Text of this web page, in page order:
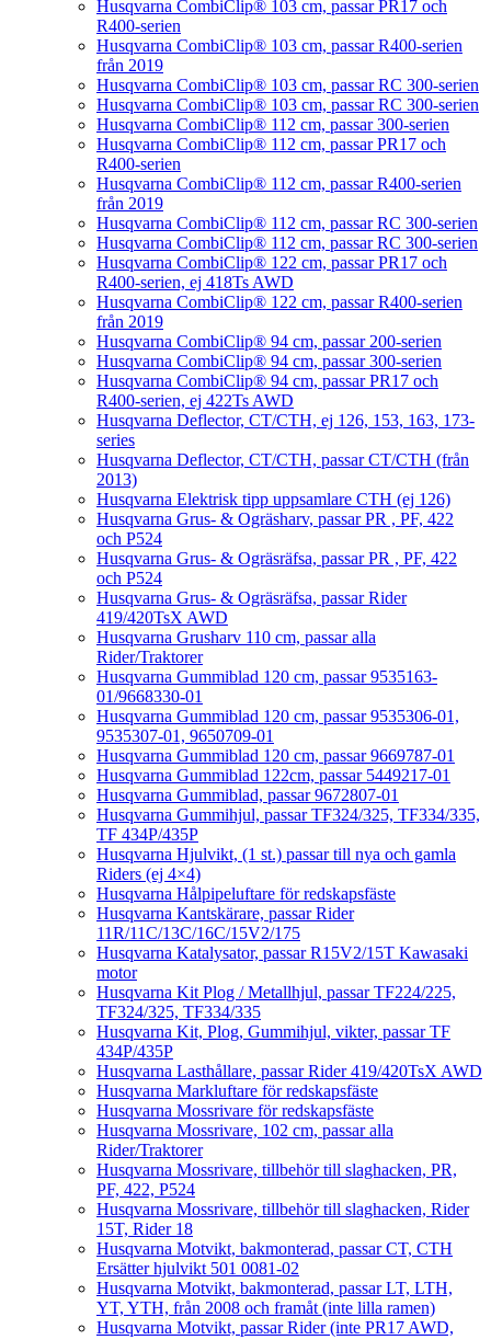
Husqvarna CombiClip® 103 cm, passar PR17 och
R400-serien
Husqvarna CombiClip® 103 cm, passar R400-serien
från 2019
Husqvarna CombiClip® 103 cm, passar RC 300-serien
Husqvarna CombiClip® 103 cm, passar RC 300-serien
Husqvarna CombiClip® 112 cm, passar 300-serien
Husqvarna CombiClip® 112 cm, passar PR17 och
R400-serien
Husqvarna CombiClip® 112 cm, passar R400-serien
från 2019
Husqvarna CombiClip® 112 cm, passar RC 300-serien
Husqvarna CombiClip® 112 cm, passar RC 300-serien
Husqvarna CombiClip® 122 cm, passar PR17 och
R400-serien, ej 418Ts AWD
Husqvarna CombiClip® 122 cm, passar R400-serien
från 2019
Husqvarna CombiClip® 94 cm, passar 200-serien
Husqvarna CombiClip® 94 cm, passar 300-serien
Husqvarna CombiClip® 94 cm, passar PR17 och
R400-serien, ej 422Ts AWD
Husqvarna Deflector, CT/CTH, ej 126, 153, 163, 173-
series
Husqvarna Deflector, CT/CTH, passar CT/CTH (från
2013)
Husqvarna Elektrisk tipp uppsamlare CTH (ej 126)
Husqvarna Grus- & Ogräsharv, passar PR , PF, 422
och P524
Husqvarna Grus- & Ogräsräfsa, passar PR , PF, 422
och P524
Husqvarna Grus- & Ogräsräfsa, passar Rider
419/420TsX AWD
Husqvarna Grusharv 110 cm, passar alla
Rider/Traktorer
Husqvarna Gummiblad 120 cm, passar 9535163-
01/9668330-01
Husqvarna Gummiblad 120 cm, passar 9535306-01,
9535307-01, 9650709-01
Husqvarna Gummiblad 120 cm, passar 9669787-01
Husqvarna Gummiblad 122cm, passar 5449217-01
Husqvarna Gummiblad, passar 9672807-01
Husqvarna Gummihjul, passar TF324/325, TF334/335,
TF 434P/435P
Husqvarna Hjulvikt, (1 st.) passar till nya och gamla
Riders (ej 4×4)
Husqvarna Hålpipeluftare för redskapsfäste
Husqvarna Kantskärare, passar Rider
11R/11C/13C/16C/15V2/175
Husqvarna Katalysator, passar R15V2/15T Kawasaki
motor
Husqvarna Kit Plog / Metallhjul, passar TF224/225,
TF324/325, TF334/335
Husqvarna Kit, Plog, Gummihjul, vikter, passar TF
434P/435P
Husqvarna Lasthållare, passar Rider 419/420TsX AWD
Husqvarna Markluftare för redskapsfäste
Husqvarna Mossrivare för redskapsfäste
Husqvarna Mossrivare, 102 cm, passar alla
Rider/Traktorer
Husqvarna Mossrivare, tillbehör till slaghacken, PR,
PF, 422, P524
Husqvarna Mossrivare, tillbehör till slaghacken, Rider
15T, Rider 18
Husqvarna Motvikt, bakmonterad, passar CT, CTH
Ersätter hjulvikt 501 0081-02
Husqvarna Motvikt, bakmonterad, passar LT, LTH,
YT, YTH, från 2008 och framåt (inte lilla ramen)
Husqvarna Motvikt, passar Rider (inte PR17 AWD,